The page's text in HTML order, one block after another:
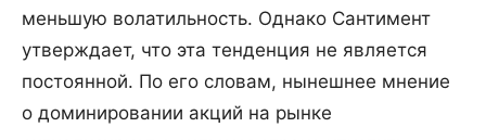
меньшую волатильность. Однако Сантимент
утверждает, что эта тенденция не является
постоянной. По его словам, нынешнее мнение
о доминировании акций на рынке